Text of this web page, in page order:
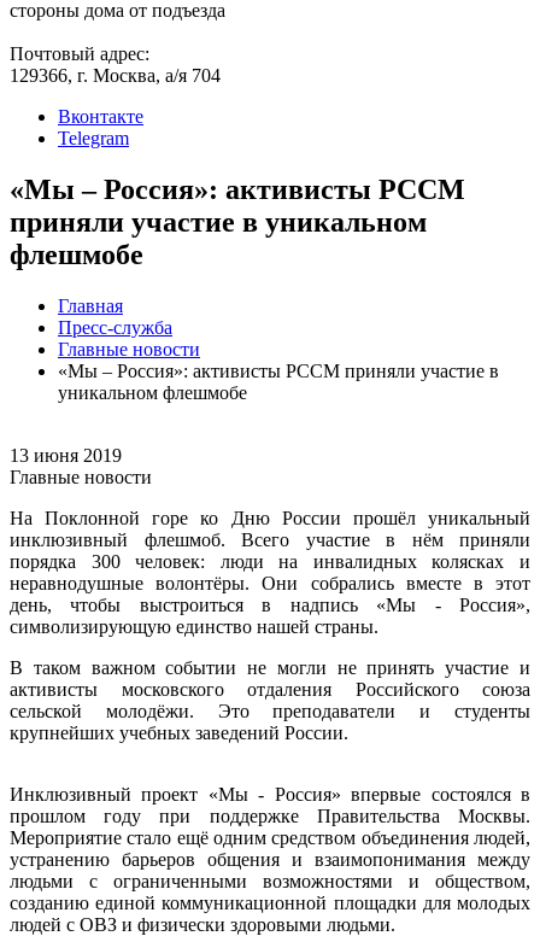
стороны дома от подъезда
Почтовый адрес:
129366, г. Москва, а/я 704
Вконтакте
Telegram
«Мы – Россия»: активисты РССМ
приняли участие в уникальном
флешмобе
Главная
Пресс-служба
Главные новости
«Мы – Россия»: активисты РССМ приняли участие в
уникальном флешмобе
13 июня 2019
Главные новости
На Поклонной горе ко Дню России прошёл уникальный
инклюзивный флешмоб. Всего участие в нём приняли
порядка 300 человек: люди на инвалидных колясках и
неравнодушные волонтёры. Они собрались вместе в этот
день, чтобы выстроиться в надпись «Мы - Россия»,
символизирующую единство нашей страны.
В таком важном событии не могли не принять участие и
активисты московского отдаления Российского союза
сельской молодёжи. Это преподаватели и студенты
крупнейших учебных заведений России.
Инклюзивный проект «Мы - Россия» впервые состоялся в
прошлом году при поддержке Правительства Москвы.
Мероприятие стало ещё одним средством объединения людей,
устранению барьеров общения и взаимопонимания между
людьми с ограниченными возможностями и обществом,
созданию единой коммуникационной площадки для молодых
людей с ОВЗ и физически здоровыми людьми.